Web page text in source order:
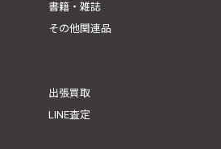
書籍・雑誌
その他関連品
出張買取
LINE査定